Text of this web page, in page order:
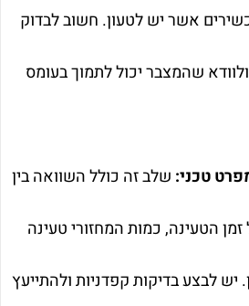
אשר יש לטעון. חשוב לבדוק
שהמצבר יכול לתמוך בעומס
שלב זה כולל השוואה בין
הטעינה, כמות המחזורי טעינה
יש לבצע בדיקות קפדניות ולהתייעץ